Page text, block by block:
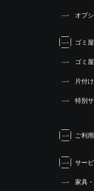
オプ
ゴミ
ゴミ
片付
特別
ご利
サー
家具